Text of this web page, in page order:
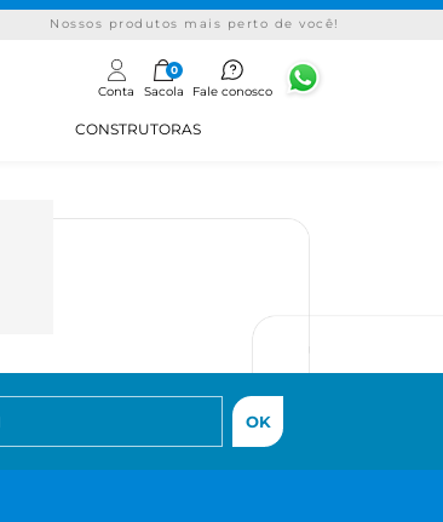
Nossos produtos mais perto de você!
CONSTRUTORAS
Conta
0
Sacola Fale conosco
OK